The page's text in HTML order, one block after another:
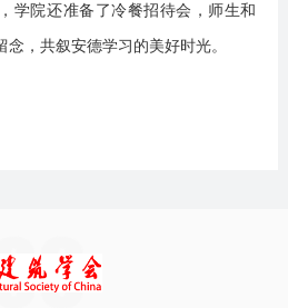
学院还准备了冷餐招待会，师生和
念，共叙安德学习的美好时光。